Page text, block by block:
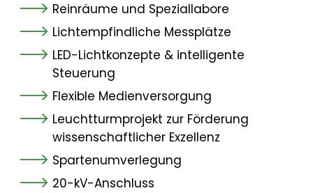
Reinräume und Speziallabore
Lichtempfindliche Messplätze
LED-Lichtkonzepte & intelligente
Steuerung
Flexible Medienversorgung
Leuchtturmprojekt zur Förderung
wissenschaftlicher Exzellenz
Spartenumverlegung
20-kV-Anschluss